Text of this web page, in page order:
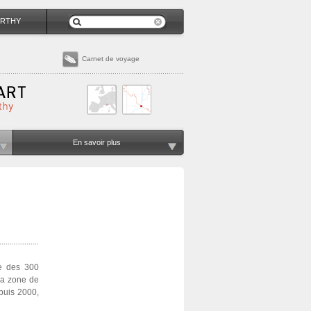
Carnet de voyage
En savoir plus
des 300
zone de
2000,